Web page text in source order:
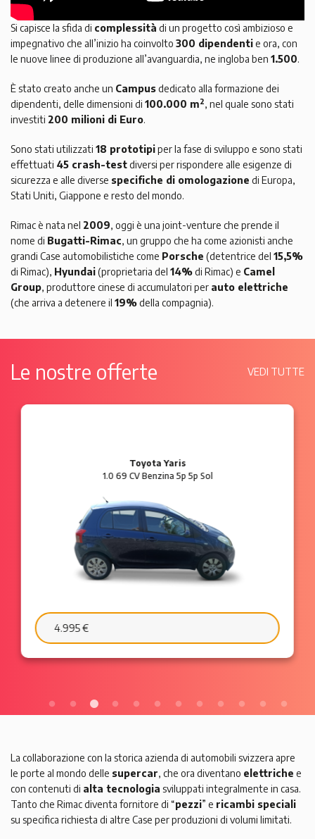
Si capisce la sfida di complessità di un progetto così ambizioso e
impegnativo che all’inizio ha coinvolto 300 dipendentie ora, con
le nuove linee di produzione all’avanguardia, ne ingloba ben 1.500.
È stato creato anche un Campusdedicato alla formazione dei
dipendenti, delle dimensioni di 100.000 m2, nel quale sono stati
investiti 200 milioni di Euro.
Sono stati utilizzati 18 prototipiper la fase di sviluppo e sono stati
effettuati 45 crash-testdiversi per rispondere alle esigenze di
sicurezza e alle diverse specifiche di omologazione di Europa,
Stati Uniti, Giappone e resto del mondo.
Rimac è nata nel 2009, oggi è una joint-venture che prende il
nome di Bugatti-Rimac, un gruppo che ha come azionisti anche
grandi Case automobilistiche come Porsche (detentrice del 15,5%
di Rimac), Hyundai(proprietaria del 14%di Rimac) e Camel
Group, produttore cinese di accumulatori per auto elettriche
(che arriva a detenere il 19%della compagnia).
Le nostre offerte VEDI TUTTE
Ford Ka
1.2 8V 69 CV Benzina 3p Plus
6.595 €
La collaborazione con la storica azienda di automobili svizzera apre
le porte al mondo delle supercar, che ora diventano elettriche e
con contenuti di alta tecnologia sviluppati integralmente in casa.
Tanto che Rimac diventa fornitore di “pezzi” e ricambi speciali
su specifica richiesta di altre Case per produzioni di volumi limitati.